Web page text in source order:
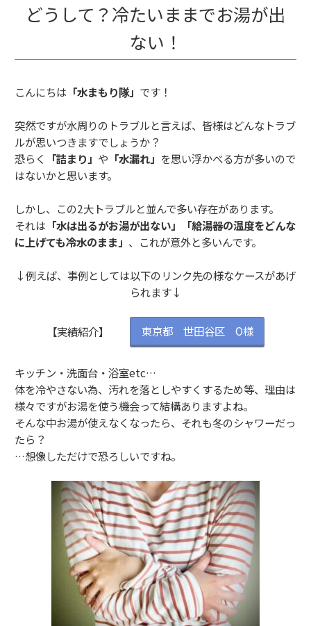
どうして？冷たいままでお湯が出
ない！
こんにちは 「水まもり隊」 です！
突然ですが水周りのトラブルと言えば、皆様はどんなトラブ
ルが思いつきますでしょうか？
恐らく
「詰まり」 や 「水漏れ」 を思い浮かべる方が多いので
はないかと思います。
しかし、この2大トラブルと並んで多い存在があります。
それは 「水は出るがお湯が出ない」「給湯器の温度をどんな
に上げても冷水のまま」 、これが意外と多いんです。
↓例えば、事例としては以下のリンク先の様なケースがあげ
られます↓
【実績紹介】 東京都 世田谷区 O様
キッチン・洗面台・浴室etc…
体を冷やさない為、汚れを落としやすくするため等、理由は
様々ですがお湯を使う機会って結構ありますよね。
そんな中お湯が使えなくなったら、それも冬のシャワーだっ
たら？
…想像しただけで恐ろしいですね。